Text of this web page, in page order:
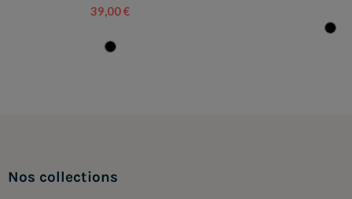
39,00 €
Nos collections